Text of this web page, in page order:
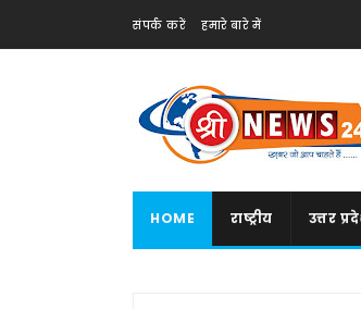
संपर्क करें हमारे बारे में
HOME राष्ट्रीय उत्तर